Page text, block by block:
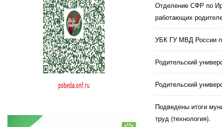
Отделение СФР по
работающих
УБК ГУ МВД России
Родительский
Родительский
Подведены итоги
труд (технология).